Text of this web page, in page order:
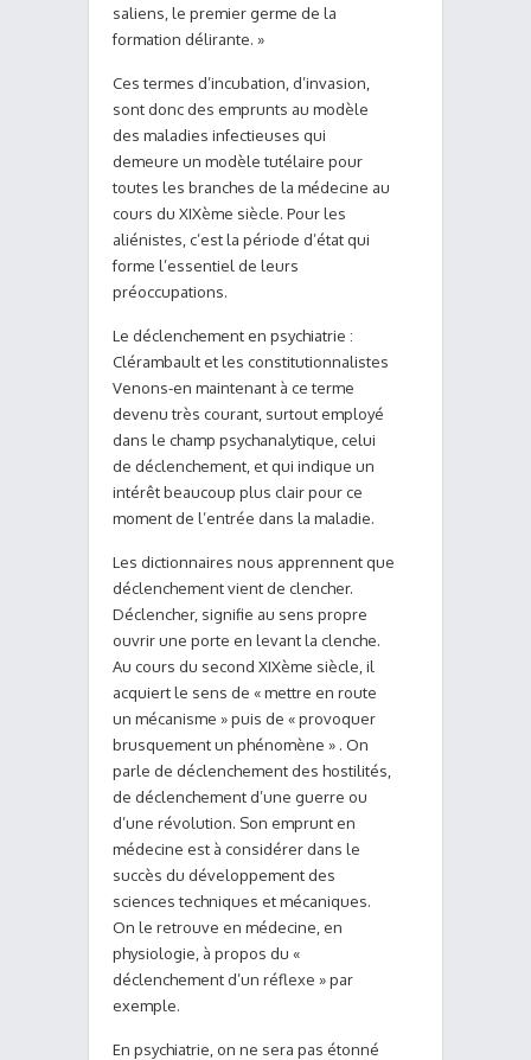
saliens, le premier germe de la
formation délirante. »
Ces termes d’incubation, d’invasion,
sont donc des emprunts au modèle
des maladies infectieuses qui
demeure un modèle tutélaire pour
toutes les branches de la médecine au
cours du XIXème siècle. Pour les
aliénistes, c’est la période d’état qui
forme l’essentiel de leurs
préoccupations.
Le déclenchement en psychiatrie :
Clérambault et les constitutionnalistes
Venons-en maintenant à ce terme
devenu très courant, surtout employé
dans le champ psychanalytique, celui
de déclenchement, et qui indique un
intérêt beaucoup plus clair pour ce
moment de l’entrée dans la maladie.
Les dictionnaires nous apprennent que
déclenchement vient de clencher.
Déclencher, signifie au sens propre
ouvrir une porte en levant la clenche.
Au cours du second XIXème siècle, il
acquiert le sens de « mettre en route
un mécanisme » puis de « provoquer
brusquement un phénomène » . On
parle de déclenchement des hostilités,
de déclenchement d’une guerre ou
d’une révolution. Son emprunt en
médecine est à considérer dans le
succès du développement des
sciences techniques et mécaniques.
On le retrouve en médecine, en
physiologie, à propos du «
déclenchement d’un réflexe » par
exemple.
En psychiatrie, on ne sera pas étonné